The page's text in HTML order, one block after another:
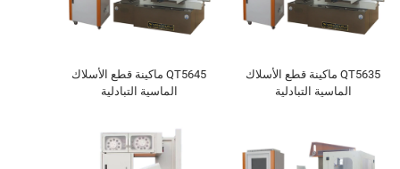
QT5635 ماكينة قطع الأسلاك
الماسية التبادلية
QT5645 ماكينة قطع الأسلاك
الماسية التبادلية